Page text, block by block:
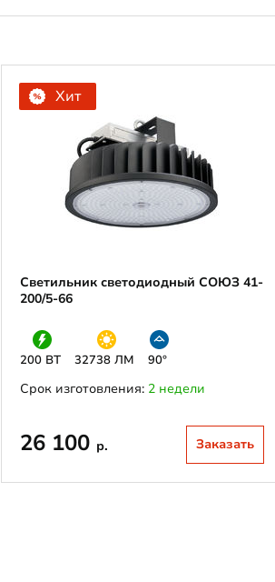
Хит
Светильник светодиодный СОЮЗ 41-
200/5-66
200 ВТ 32738 ЛМ 90°
Срок изготовления: 2 недели
26 100 р. Заказать